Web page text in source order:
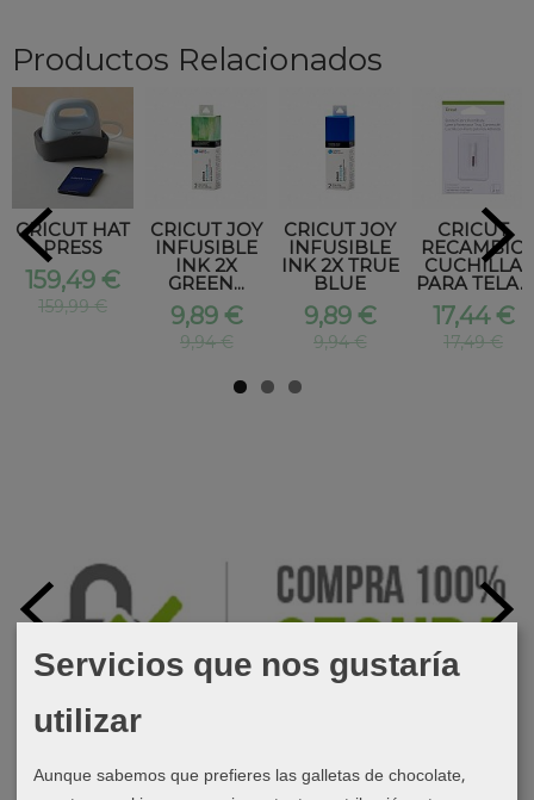
Productos Relacionados
CRICUT HAT
PRESS
159,49 €
159,99 €
CRICUT JOY
INFUSIBLE
INK 2X
GREEN...
9,89 €
9,94 €
CRICUT JOY
INFUSIBLE
INK 2X TRUE
BLUE
9,89 €
9,94 €
CRICUT
RECAMBIO
CUCHILLA
PARA TELA...
17,44 €
17,49 €
Servicios que nos gustaría
utilizar
Aunque sabemos que prefieres las galletas de chocolate,